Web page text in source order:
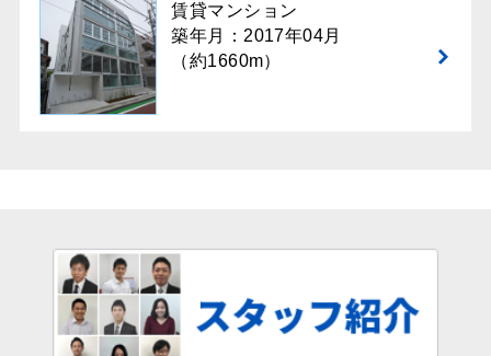
賃貸マンション
築年月：2017年04月
（約1660m）